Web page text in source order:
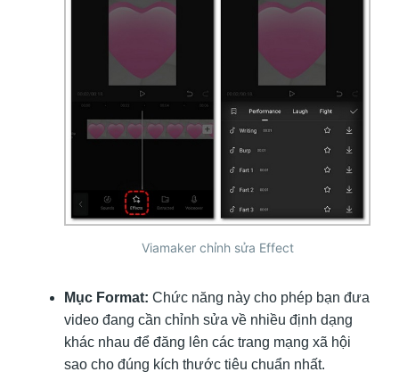
Viamaker chỉnh sửa Effect
Mục Format: Chức năng này cho phép bạn đưa
video đang cần chỉnh sửa về nhiều định dạng
khác nhau để đăng lên các trang mạng xã hội
sao cho đúng kích thước tiêu chuẩn nhất.